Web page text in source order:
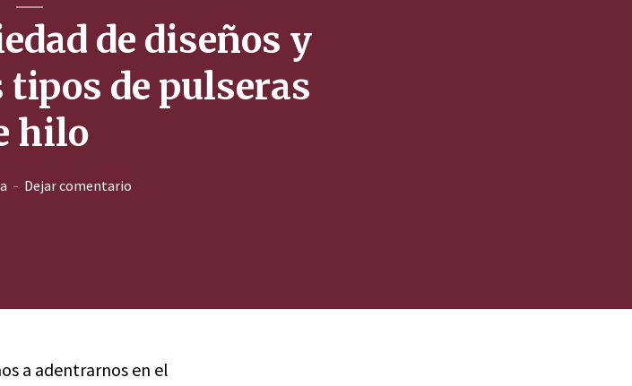
de diseños y
tipos de pulseras
hilo
Dejar comentario
a adentrarnos en el